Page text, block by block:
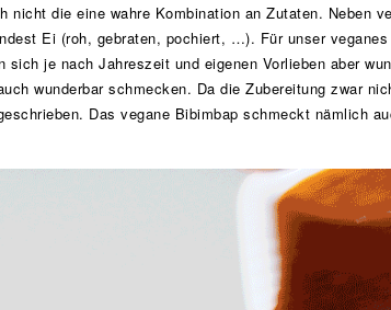
die eine wahre Kombination an Zutaten. Neben
Ei (roh, gebraten, pochiert, …). Für unser
je nach Jahreszeit und eigenen Vorlieben aber
wunderbar schmecken. Da die Zubereitung zwar
Das vegane Bibimbap schmeckt nämlich